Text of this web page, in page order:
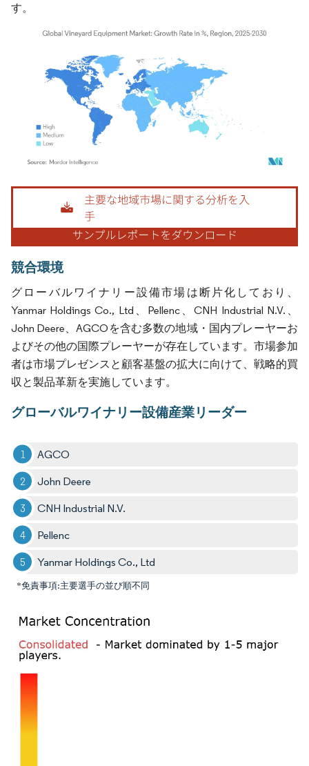
す。
画像 © Mordor Intelligence。再利用にはCC BY 4.0の表示が必要です。
競合環境
グローバルワイナリー設備市場は断片化しており、
Yanmar Holdings Co., Ltd、Pellenc、CNH Industrial N.V.、
John Deere、AGCOを含む多数の地域・国内プレーヤーお
よびその他の国際プレーヤーが存在しています。市場参加
者は市場プレゼンスと顧客基盤の拡大に向けて、戦略的買
収と製品革新を実施しています。
グローバルワイナリー設備産業リーダー
AGCO
John Deere
CNH Industrial N.V.
Pellenc
Yanmar Holdings Co., Ltd
*免責事項:主要選手の並び順不同